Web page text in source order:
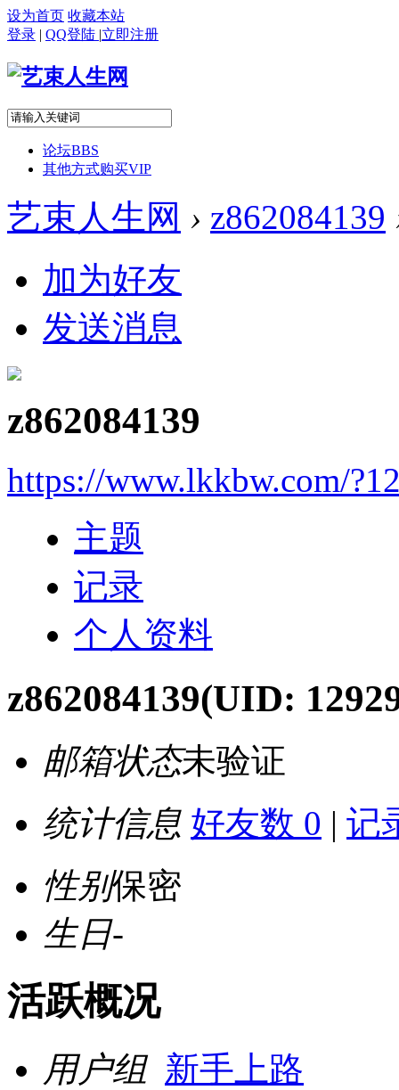
设为首页 收藏本站
登录 | QQ登陆 |立即注册
论坛BBS
其他方式购买VIP
艺束人生网 › z862084139
加为好友
发送消息
z862084139
https://www.lkkbw.com/
主题
记录
个人资料
z862084139(UID:
邮箱状态未验证
统计信息 好友数 0 | 记
性别保密
生日-
活跃概况
用户组 新手上路